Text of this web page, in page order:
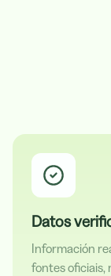
Datos
Información
fontes oficiais,